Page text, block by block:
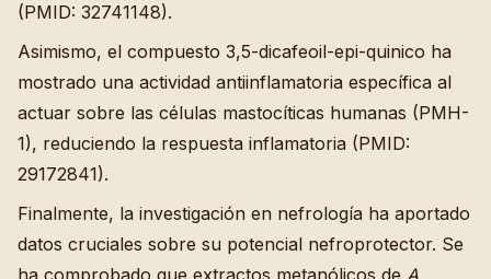
(PMID: 32741148).
Asimismo, el compuesto 3,5-dicafeoil-epi-quinico ha
mostrado una actividad antiinflamatoria específica al
actuar sobre las células mastocíticas humanas (PMH-
1), reduciendo la respuesta inflamatoria (PMID:
29172841).
Finalmente, la investigación en nefrología ha aportado
datos cruciales sobre su potencial nefroprotector. Se